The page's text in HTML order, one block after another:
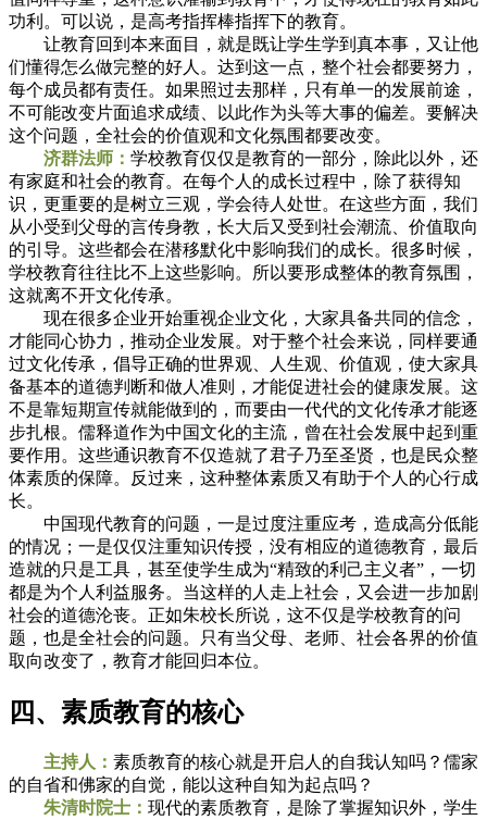
功利。可以说，是高考指挥棒指挥下的教育。
让教育回到本来面目，就是既让学生学到真本事，又让他
们懂得怎么做完整的好人。达到这一点，整个社会都要努力，
每个成员都有责任。如果照过去那样，只有单一的发展前途，
不可能改变片面追求成绩、以此作为头等大事的偏差。要解决
这个问题，全社会的价值观和文化氛围都要改变。
济群法师： 学校教育仅仅是教育的一部分，除此以外，还
有家庭和社会的教育。在每个人的成长过程中，除了获得知
识，更重要的是树立三观，学会待人处世。在这些方面，我们
从小受到父母的言传身教，长大后又受到社会潮流、价值取向
的引导。这些都会在潜移默化中影响我们的成长。很多时候，
学校教育往往比不上这些影响。所以要形成整体的教育氛围，
这就离不开文化传承。
现在很多企业开始重视企业文化，大家具备共同的信念，
才能同心协力，推动企业发展。对于整个社会来说，同样要通
过文化传承，倡导正确的世界观、人生观、价值观，使大家具
备基本的道德判断和做人准则，才能促进社会的健康发展。这
不是靠短期宣传就能做到的，而要由一代代的文化传承才能逐
步扎根。儒释道作为中国文化的主流，曾在社会发展中起到重
要作用。这些通识教育不仅造就了君子乃至圣贤，也是民众整
体素质的保障。反过来，这种整体素质又有助于个人的心行成
长。
中国现代教育的问题，一是过度注重应考，造成高分低能
的情况；一是仅仅注重知识传授，没有相应的道德教育，最后
造就的只是工具，甚至使学生成为“精致的利己主义者”，一切
都是为个人利益服务。当这样的人走上社会，又会进一步加剧
社会的道德沦丧。正如朱校长所说，这不仅是学校教育的问
题，也是全社会的问题。只有当父母、老师、社会各界的价值
取向改变了，教育才能回归本位。
四、素质教育的核心
主持人： 素质教育的核心就是开启人的自我认知吗？儒家
的自省和佛家的自觉，能以这种自知为起点吗？
朱清时院士： 现代的素质教育，是除了掌握知识外，学生